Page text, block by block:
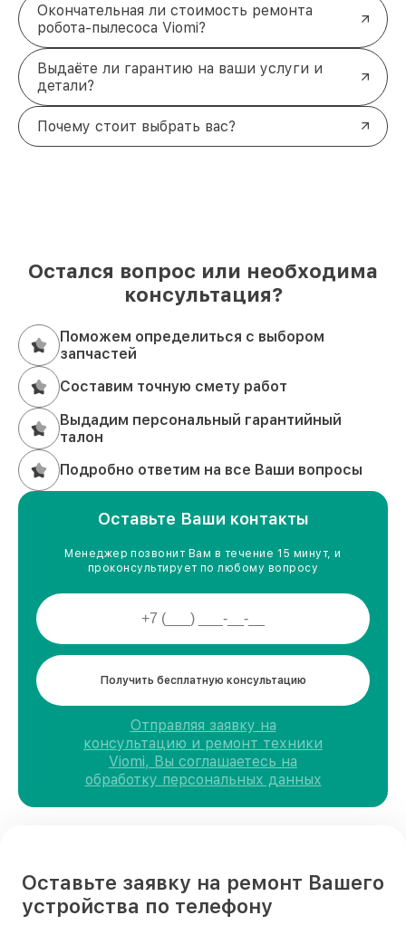
Окончательная ли стоимость ремонта
робота-пылесоса Viomi?
Выдаёте ли гарантию на ваши услуги и
детали?
Почему стоит выбрать вас?
Остался вопрос или необходима
консультация?
Поможем определиться с выбором
запчастей
Составим точную смету работ
Выдадим персональный гарантийный
талон
Подробно ответим на все Ваши вопросы
Оставьте Ваши контакты
Менеджер позвонит Вам в течение 15 минут, и
проконсультирует по любому вопросу
Получить бесплатную консультацию
Отправляя заявку на
консультацию и ремонт техники
Viomi, Вы соглашаетесь на
обработку персональных данных
Оставьте заявку на ремонт Вашего
устройства по телефону